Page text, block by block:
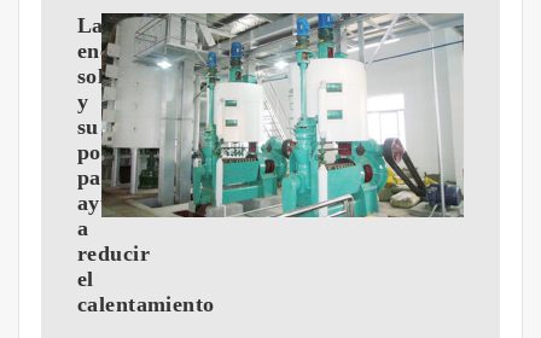
La
energía
solar
y
su
potencial
para
ayudar
a
reducir
el
calentamiento